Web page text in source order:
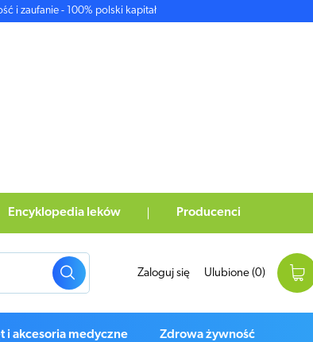
i zaufanie - 100% polski kapitał
Encyklopedia leków Producenci
Zaloguj się Ulubione (0)
i akcesoria medyczne Zdrowa żywność